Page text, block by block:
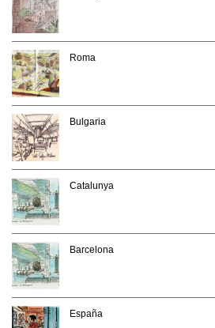
Roma
Bulgaria
Catalunya
Barcelona
España